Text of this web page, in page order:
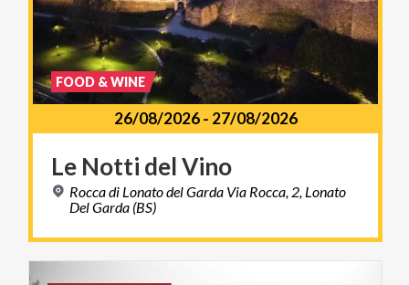
26/08/2026- 27/08/2026
Le Notti delVino
Rocca di Lonato del Garda Via Rocca, 2, Lonato
Del Garda (BS)
FOOD & WINE